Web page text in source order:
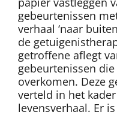
gebeurtenissen
verhaal ‘naar
de
getroffene aflegt
gebeurtenissen
overkomen. Deze
verteld in het
levensverhaal. Er